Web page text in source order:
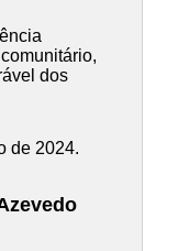
dos
de 2024.